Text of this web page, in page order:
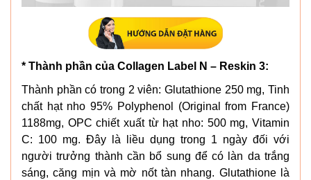
* Thành phần của Collagen Label N – Reskin 3:
Thành phần có trong 2 viên: Glutathione 250 mg, Tinh
chất hạt nho 95% Polyphenol (Original from France)
1188mg, OPC chiết xuất từ hạt nho: 500 mg, Vitamin
C: 100 mg. Đây là liều dụng trong 1 ngày đối với
người trưởng thành cần bổ sung để có làn da trắng
sáng, căng mịn và mờ nốt tàn nhang. Glutathione là